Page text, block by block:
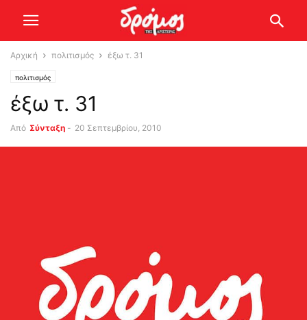
Αρχική πολιτισμός έξω τ. 31
πολιτισμός
έξω τ. 31
Από Σύνταξη - 20 Σεπτεμβρίου, 2010